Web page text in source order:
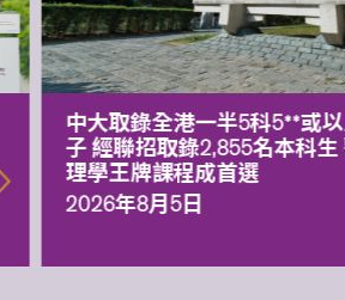
中大取錄全港一半5科5**或
子 經聯招取錄2,855名本科生
理學王牌課程成首選
2026年8月5日